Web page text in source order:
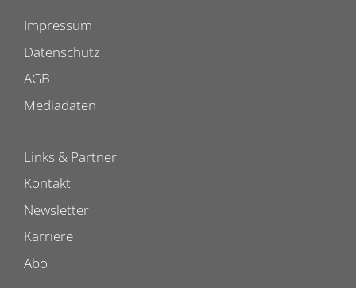
Impressum
Datenschutz
AGB
Mediadaten
Links & Partner
Kontakt
Newsletter
Karriere
Abo